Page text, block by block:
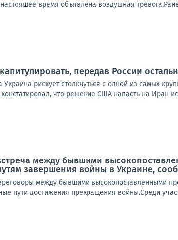
время объявлена воздушная
передав России
рискует столкнуться с одной из самых
что решение США напасть на Иран
между бывшими
завершения войны в Украине,
между бывшими высокопоставленными
пути достижения прекращения войны.Среди